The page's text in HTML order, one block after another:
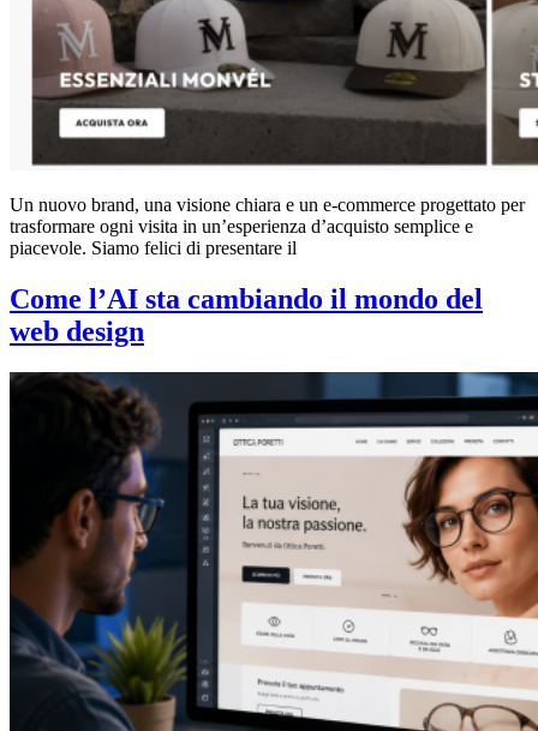
Un nuovo brand, una visione chiara e un e-commerce progettato per
trasformare ogni visita in un’esperienza d’acquisto semplice e
piacevole. Siamo felici di presentare il
Come l’AI sta cambiando il mondo del
web design